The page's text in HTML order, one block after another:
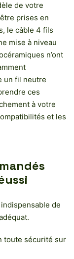
de votre
prises en
le câble 4 fils
mise à niveau
n’ont
un fil neutre
ces
à votre
et les
de
toute sécurité sur